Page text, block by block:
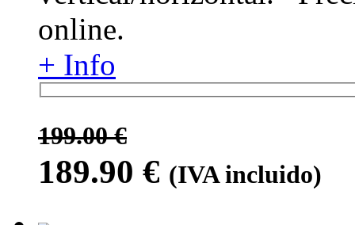
online.
+ Info
199.00 €
189.90 € (IVA incluido)